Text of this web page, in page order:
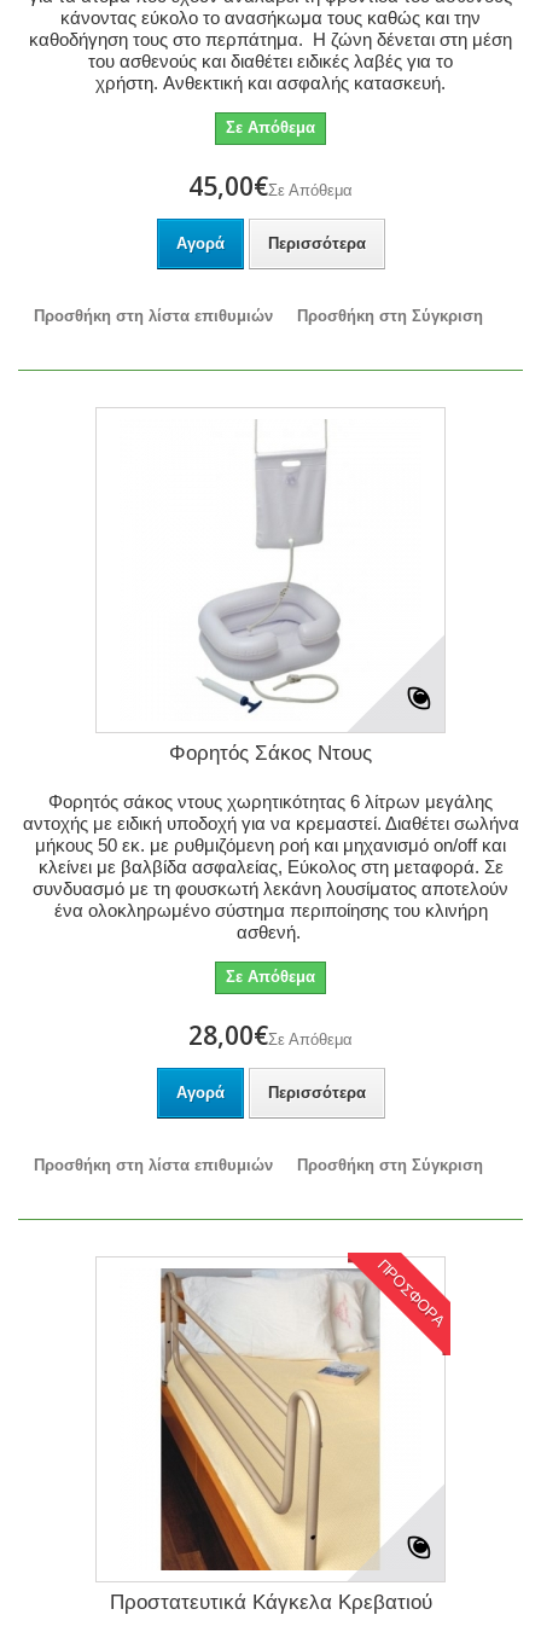
κάνοντας εύκολο το ανασήκωμα τους καθώς και την
καθοδήγηση τους στο περπάτημα. Η ζώνη δένεται στη μέση
του ασθενούς και διαθέτει ειδικές λαβές για το
χρήστη. Ανθεκτική και ασφαλής κατασκευή.
Σε Απόθεμα
45,00€Σε Απόθεμα
Αγορά Περισσότερα
Προσθήκη στη λίστα επιθυμιών Προσθήκη στη Σύγκριση
Φορητός Σάκος Ντους
Φορητός σάκος ντους χωρητικότητας 6 λίτρων μεγάλης
αντοχής με ειδική υποδοχή για να κρεμαστεί. Διαθέτει σωλήνα
μήκους 50 εκ. με ρυθμιζόμενη ροή και μηχανισμό on/off και
κλείνει με βαλβίδα ασφαλείας, Εύκολος στη μεταφορά. Σε
συνδυασμό με τη φουσκωτή λεκάνη λουσίματος αποτελούν
ένα ολοκληρωμένο σύστημα περιποίησης του κλινήρη
ασθενή.
Σε Απόθεμα
28,00€Σε Απόθεμα
Αγορά Περισσότερα
Προσθήκη στη λίστα επιθυμιών Προσθήκη στη Σύγκριση
ΠΡΟΣΦΟΡΑ
Προστατευτικά Κάγκελα Κρεβατιού